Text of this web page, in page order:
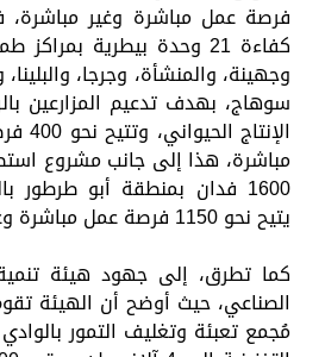
فرصة عمل مباشرة وغير
كفاءة 21 وحدة بيطرية
وجهينة، والمنشأة، وجرجا،
سوهاج، بهدف تدعيم المزارعين
مباشرة، هذا إلى جانب مشروع
1600 فدان بمنطقة أبو طرطور
يتيح نحو 1150 فرصة عمل مباشرة وغير مباشرة.
كما تطرق، إلى جهود هيئة
الصناعي، حيث أوضح أن الهيئة
مُجمع تعبئة وتغليف التمور